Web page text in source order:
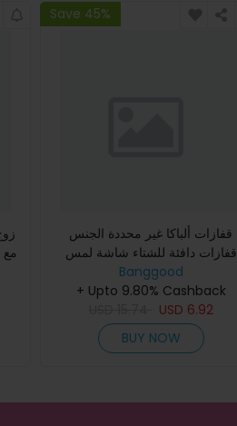
Save 45%
قفازات ألباكا غير محددة الجنس
قفازات دافئة للشتاء شاشة لمس
بالإضافة إلى فخمة سميكة مقاومة
للبرد وقبعات صوفية محبوكة متوا
Banggood
+ Upto 9.80% Cashback
USD 6.92
BUY NOW